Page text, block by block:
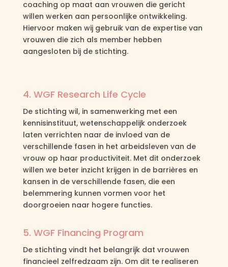
coaching op maat aan vrouwen die gericht
willen werken aan persoonlijke ontwikkeling.
Hiervoor maken wij gebruik van de expertise van
vrouwen die zich als member hebben
aangesloten bij de stichting.
4. WGF Research Life Cycle
De stichting wil, in samenwerking met een
kennisinstituut, wetenschappelijk onderzoek
laten verrichten naar de invloed van de
verschillende fasen in het arbeidsleven van de
vrouw op haar productiviteit. Met dit onderzoek
willen we beter inzicht krijgen in de barrières en
kansen in de verschillende fasen, die een
belemmering kunnen vormen voor het
doorgroeien naar hogere functies.
5. WGF Financing Program
De stichting vindt het belangrijk dat vrouwen
financieel zelfredzaam zijn. Om dit te realiseren